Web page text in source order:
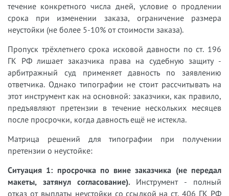
течение конкретного числа дней, условие о продлении
срока при изменении заказа, ограничение размера
неустойки (не более 5-10% от стоимости заказа).
Пропуск трёхлетнего срока исковой давности по ст. 196
ГК РФ лишает заказчика права на судебную защиту -
арбитражный суд применяет давность по заявлению
ответчика. Однако типографии не стоит рассчитывать на
этот инструмент как на основной: заказчики, как правило,
предъявляют претензии в течение нескольких месяцев
после просрочки, когда давность ещё не истекла.
Матрица решений для типографии при получении
претензии о неустойке:
Ситуация 1: просрочка по вине заказчика (не передал
макеты, затянул согласование). Инструмент - полный
отказ от выплаты неустойки со ссылкой на ст. 406 ГК РФ